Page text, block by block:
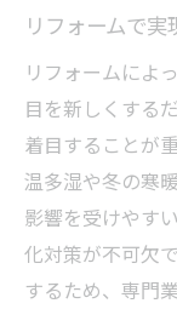
基準
埼玉県で
埼玉県
イント
リフォ
較術
悪質リ
リフォームで
リフォームによ
目を新しくする
着目することが
温多湿や冬の寒
影響を受けやす
化対策が不可欠
するため、専門